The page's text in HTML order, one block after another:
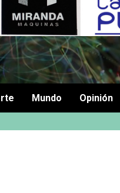
Mundo Opinión